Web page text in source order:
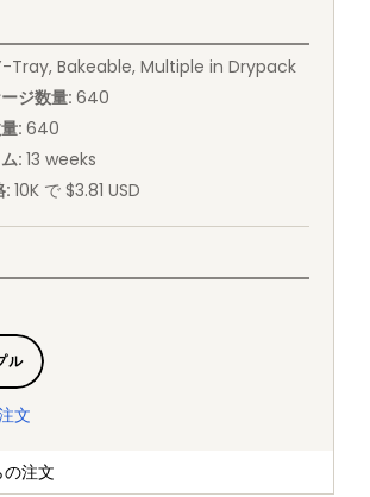
-Tray, Bakeable, Multiple in Drypack
ジ数量: 640
: 640
: 13 weeks
: 10K で $3.81 USD
ル
文
注文